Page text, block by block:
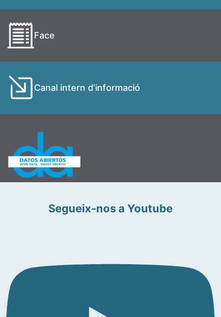
Face
Canal intern d’informació
Segueix-nos a Youtube